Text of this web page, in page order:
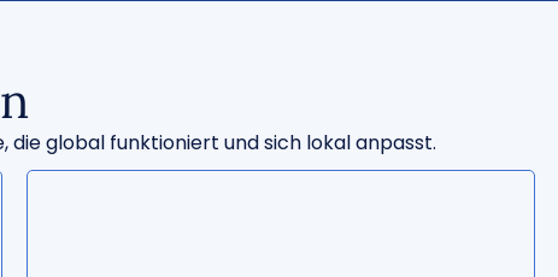
global funktioniert und sich lokal anpasst.